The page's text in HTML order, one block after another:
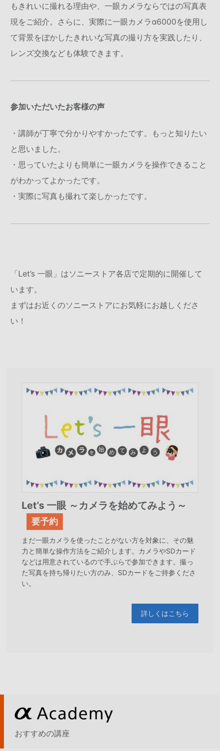
もきれいに撮れる理由や、一眼カメラならではの写真表
現をご紹介。さらに、実際に一眼カメラα6000を使用し
て背景をぼかしたきれいな写真の撮り方を実践したり、
レンズ交換なども体験できます。
参加いただいたお客様の声
・講師が丁寧で分かりやすかったです。もっと知りたい
と思いました。
・思っていたよりも簡単に一眼カメラを操作できること
がわかってよかったです。
・実際に写真も撮れて楽しかったです。
「Let’s 一眼」はソニーストア各店で定期的に開催して
います。
まずはお近くのソニーストアにお気軽にお越しくださ
い！
Let’s 一眼 ～カメラを始めてみよう～
要予約
まだ一眼カメラを使ったことがない方を対象に、その魅
力と簡単な操作方法をご紹介します。カメラやSDカード
などは用意されているので手ぶらで参加できます。撮っ
た写真を持ち帰りたい方のみ、SDカードをご持参くださ
い。
詳しくはこちら
おすすめの講座